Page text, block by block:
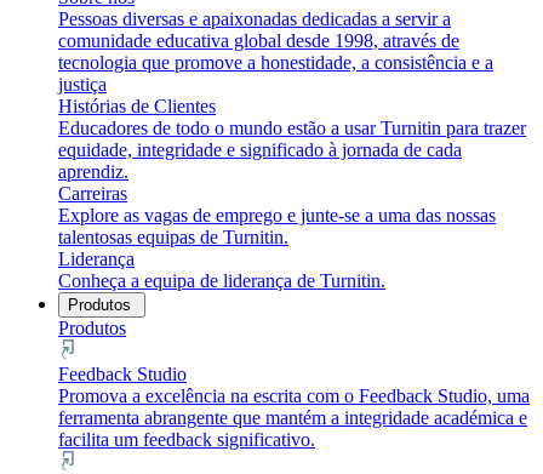
Pessoas diversas e apaixonadas dedicadas a servir a
comunidade educativa global desde 1998, através de
tecnologia que promove a honestidade, a consistência e a
justiça
Histórias de Clientes
Educadores de todo o mundo estão a usar Turnitin para trazer
equidade, integridade e significado à jornada de cada
aprendiz.
Carreiras
Explore as vagas de emprego e junte-se a uma das nossas
talentosas equipas de Turnitin.
Liderança
Conheça a equipa de liderança de Turnitin.
Produtos
Produtos
Feedback Studio
Promova a excelência na escrita com o Feedback Studio, uma
ferramenta abrangente que mantém a integridade académica e
facilita um feedback significativo.